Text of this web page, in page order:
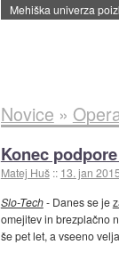
Evropska vesoljska
Novice »
Konec
Matej Huš :: 13. jan
Slo-Tech- Danes se je
omejitev in brezplačno
še pet let, a vseeno